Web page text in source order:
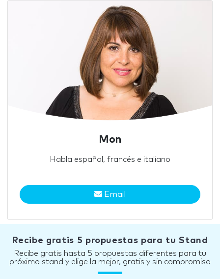
Mon
Habla español, francés e italiano
Email
Recibe gratis 5 propuestas para tu Stand
Recibe gratis hasta 5 propuestas diferentes para tu
próximo stand y elige la mejor, gratis y sin compromiso